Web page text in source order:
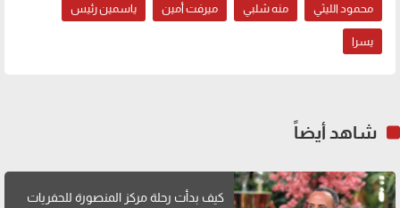
محمود الليثي منه شلبي ميرفت أمين ياسمين رئيس
يسرا
شاهد أيضاً
كيف بدأت رحلة مركز المنصورة للحفريات